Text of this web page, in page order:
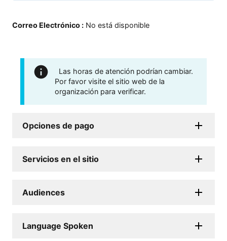
Correo Electrónico : No está disponible
Las horas de atención podrían cambiar.
Por favor visite el sitio web de la
organización para verificar.
Opciones de pago
Servicios en el sitio
Audiences
Language Spoken